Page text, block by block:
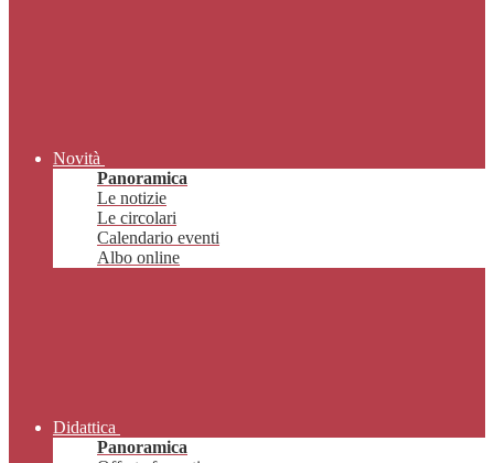
Novità
Panoramica
Le notizie
Le circolari
Calendario eventi
Albo online
Didattica
Panoramica